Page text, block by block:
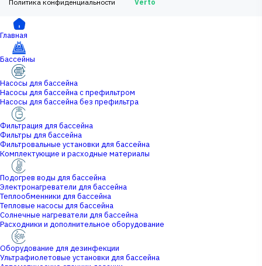
Политика конфиденциальности
Verto
Главная
Бассейны
Насосы для бассейна
Насосы для бассейна с префильтром
Насосы для бассейна без префильтра
Фильтрация для бассейна
Фильтры для бассейна
Фильтровальные установки для бассейна
Комплектующие и расходные материалы
Подогрев воды для бассейна
Электронагреватели для бассейна
Теплообменники для бассейна
Тепловые насосы для бассейна
Солнечные нагреватели для бассейна
Расходники и дополнительное оборудование
Оборудование для дезинфекции
Ультрафиолетовые установки для бассейна